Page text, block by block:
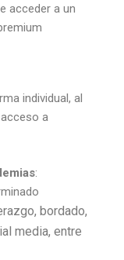
acceder a un
individual, al
a
:
bordado,
media, entre